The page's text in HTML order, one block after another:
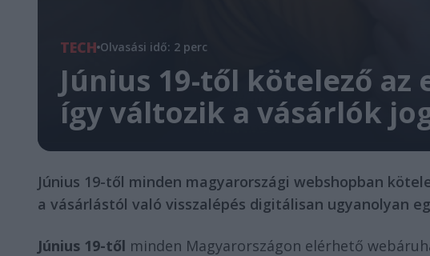
TECH Olvasási idő: 2 perc
Június 19-től kötelező
így változik a vásárlók
Június 19-től minden magyarországi webshopban
a vásárlástól való visszalépés digitálisan ugyanolyan
Június 19-től minden Magyarországon elérhető